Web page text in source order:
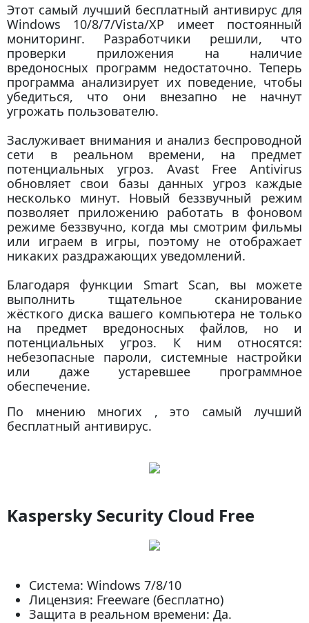
Этот самый лучший бесплатный антивирус для
Windows 10/8/7/Vista/XP имеет постоянный
мониторинг. Разработчики решили, что
проверки приложения на наличие
вредоносных программ недостаточно. Теперь
программа анализирует их поведение, чтобы
убедиться, что они внезапно не начнут
угрожать пользователю.
Заслуживает внимания и анализ беспроводной
сети в реальном времени, на предмет
потенциальных угроз. Avast Free Antivirus
обновляет свои базы данных угроз каждые
несколько минут. Новый беззвучный режим
позволяет приложению работать в фоновом
режиме беззвучно, когда мы смотрим фильмы
или играем в игры, поэтому не отображает
никаких раздражающих уведомлений.
Благодаря функции Smart Scan, вы можете
выполнить тщательное сканирование
жёсткого диска вашего компьютера не только
на предмет вредоносных файлов, но и
потенциальных угроз. К ним относятся:
небезопасные пароли, системные настройки
или даже устаревшее программное
обеспечение.
По мнению многих , это самый лучший
бесплатный антивирус.
Kaspersky Security Cloud Free
Система: Windows 7/8/10
Лицензия: Freeware (бесплатно)
Защита в реальном времени: Да.